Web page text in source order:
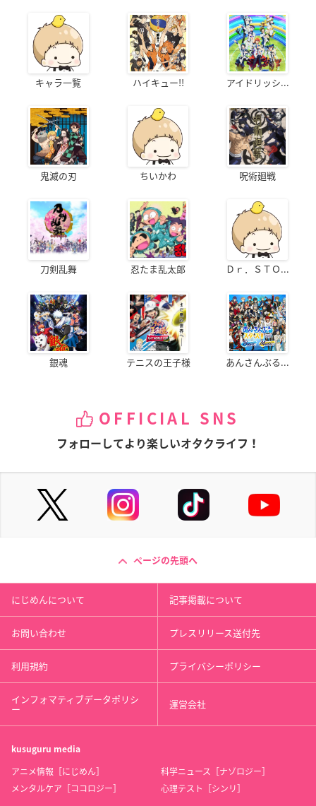
キャラ一覧 ハイキュー!! アイドリッシ...
鬼滅の刃 ちいかわ 呪術廻戦
刀剣乱舞 忍たま乱太郎 Ｄｒ．ＳＴＯ...
銀魂 テニスの王子様 あんさんぶる...
OFFICIAL SNS
フォローしてより楽しいオタクライフ！
ページの先頭へ
にじめんについて 記事掲載について
お問い合わせ プレスリリース送付先
利用規約 プライバシーポリシー
インフォマティブデータポリシ
ー 運営会社
kusuguru media
アニメ情報［にじめん］
科学ニュース［ナゾロジー］
メンタルケア［ココロジー］
心理テスト［シンリ］